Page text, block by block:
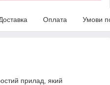
Оплата Умови
прилад, який